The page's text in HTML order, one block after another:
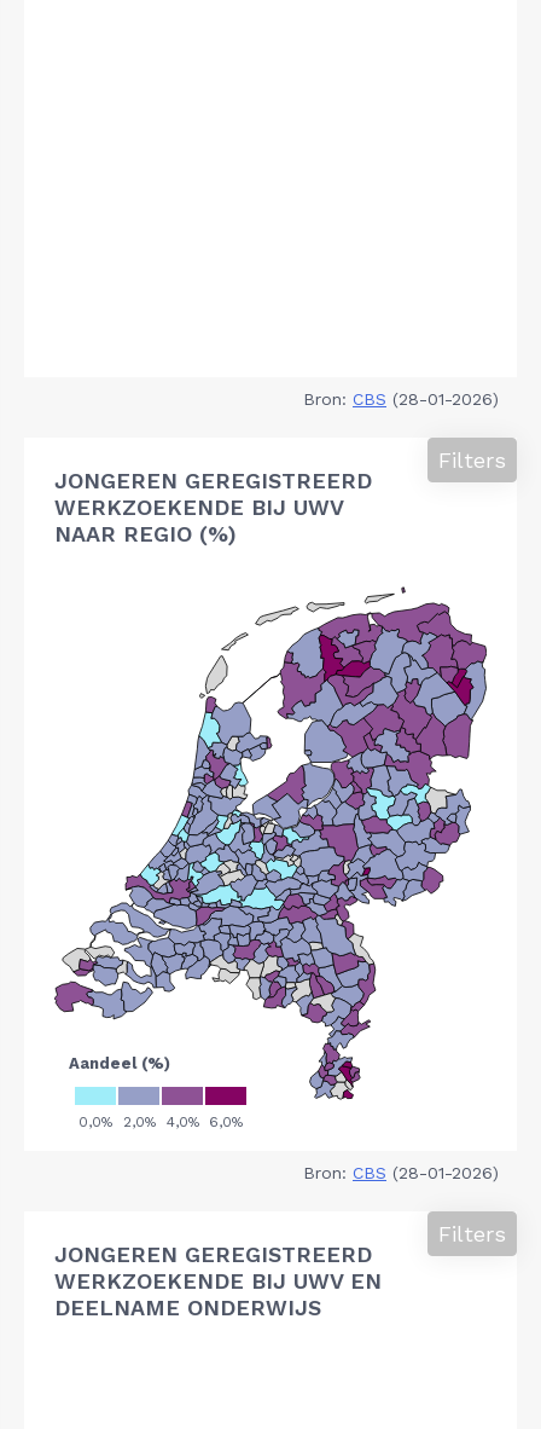
Bron: CBS (28-01-2026)
JONGEREN GEREGISTREERD
WERKZOEKENDE BIJ UWV
NAAR REGIO (%)
Filters
Bron: CBS (28-01-2026)
JONGEREN GEREGISTREERD
WERKZOEKENDE BIJ UWV EN
DEELNAME ONDERWIJS
Filters